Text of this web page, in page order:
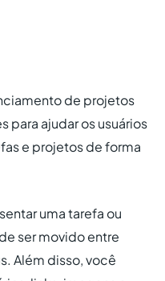
de projetos
para ajudar os usuários
e projetos de forma
uma tarefa ou
ser movido entre
Além disso, você